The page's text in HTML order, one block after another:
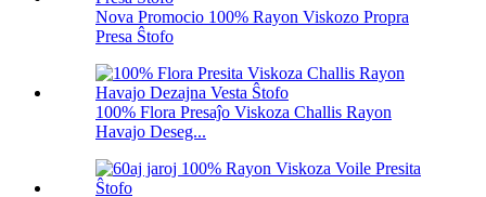
Nova Promocio 100% Rayon Viskozo Propra
Presa Ŝtofo
100% Flora Presaĵo Viskoza Challis Rayon
Havajo Deseg...